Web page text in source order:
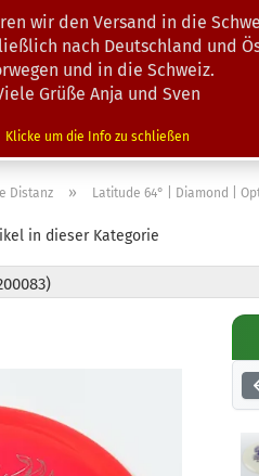
wir den Versand in die
nach Deutschland und
und in die Schweiz.
Grüße Anja und Sven
Klicke um die Info zu schließen
ZUBEHÖR
Distanz » Latitude 64° | Diamond |
in dieser Kategorie